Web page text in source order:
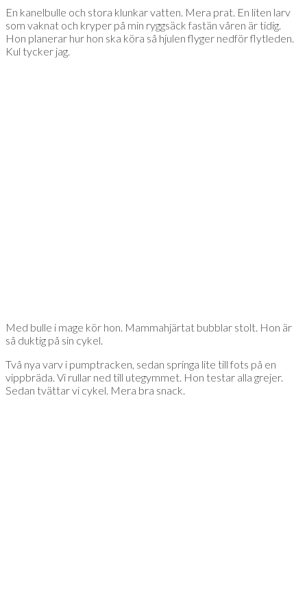
En kanelbulle och stora klunkar vatten. Mera prat. En liten larv
som vaknat och kryper på min ryggsäck fastän våren är tidig.
Hon planerar hur hon ska köra så hjulen flyger nedför flytleden.
Kul tycker jag.
Med bulle i mage kör hon. Mammahjärtat bubblar stolt. Hon är
så duktig på sin cykel.
Två nya varv i pumptracken, sedan springa lite till fots på en
vippbräda. Vi rullar ned till utegymmet. Hon testar alla grejer.
Sedan tvättar vi cykel. Mera bra snack.